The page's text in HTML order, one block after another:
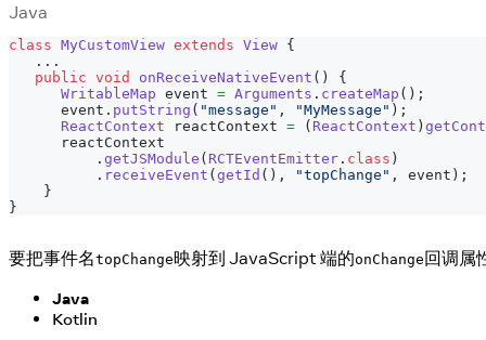
Java
class MyCustomView extends View {
. . .
public void onReceiveNativeEvent ( )
{
WritableMap event = Arguments . createMap ( ) ;
      event
. putString ( "message" , "MyMessage" ) ;
ReactContext reactContext = ( ReactContext )
      reactContext
. getJSModule ( RCTEventEmitter . class )
. receiveEvent ( getId ( ) , "topChange" , event ) ;
}
}
要把事件名topChange映射到 JavaScript 端的onChange回调属
Java
Kotlin